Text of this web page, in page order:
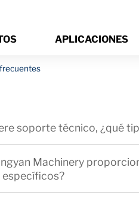
APLICACIONES
soporte técnico, ¿qué
Machinery